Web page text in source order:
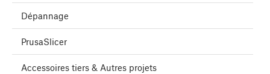
Dépannage
PrusaSlicer
Accessoires tiers & Autres projets